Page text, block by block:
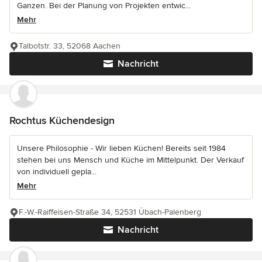
Ganzen. Bei der Planung von Projekten entwic...
Mehr
Nachricht
Talbotstr. 33, 52068 Aachen
Rochtus Küchendesign
Unsere Philosophie - Wir lieben Küchen! Bereits seit 1984
stehen bei uns Mensch und Küche im Mittelpunkt. Der Verkauf
von individuell gepla...
Mehr
Nachricht
F.-W.-Raiffeisen-Straße 34, 52531 Übach-Palenberg